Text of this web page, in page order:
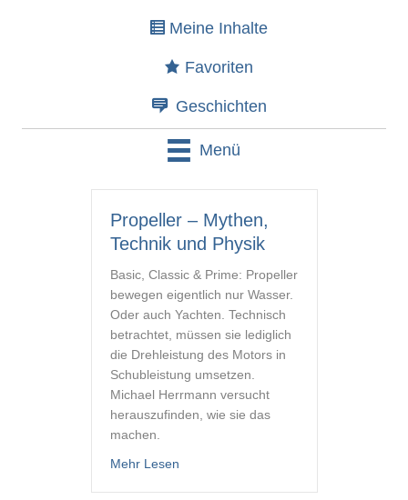
Meine Inhalte
Favoriten
Geschichten
Menü
Propeller – Mythen,
Technik und Physik
Basic, Classic & Prime: Propeller
bewegen eigentlich nur Wasser.
Oder auch Yachten. Technisch
betrachtet, müssen sie lediglich
die Drehleistung des Motors in
Schubleistung umsetzen.
Michael Herrmann versucht
herauszufinden, wie sie das
machen.
Mehr Lesenabout Propeller – Mythen, Technik und